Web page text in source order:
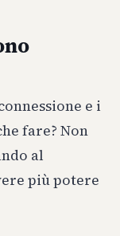
e i
fare? Non
al
più potere